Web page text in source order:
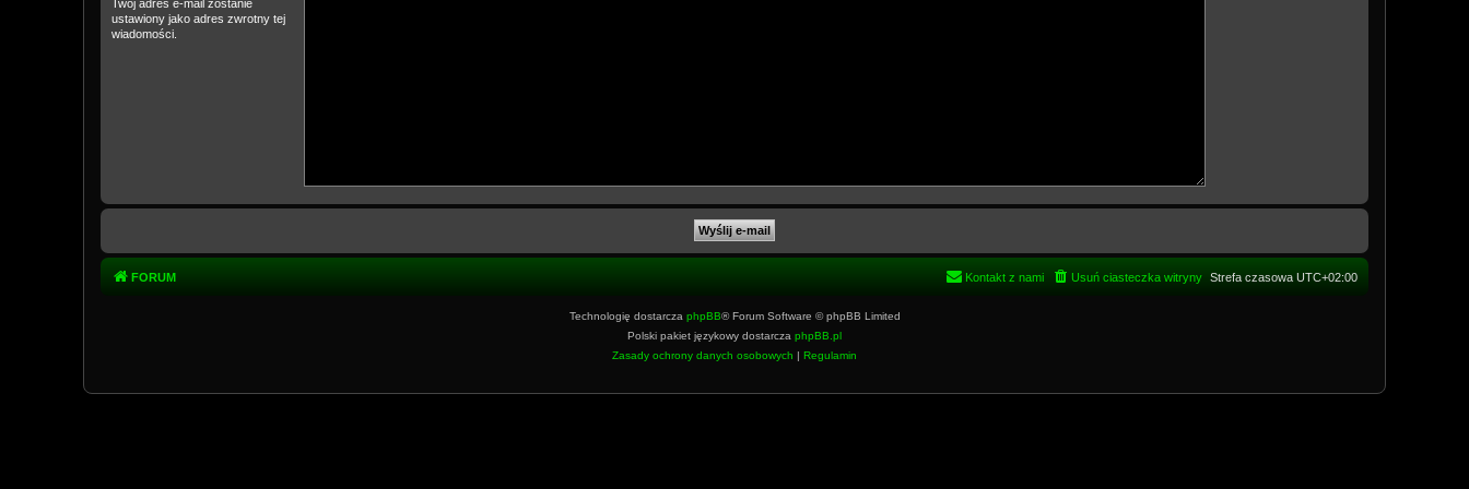
Twój adres e-mail zostanie
ustawiony jako adres zwrotny tej
wiadomości.
FORUM Strefa czasowa UTC+02:00
Usuń ciasteczka witryny
Kontakt z nami
Technologię dostarcza phpBB® Forum Software © phpBB Limited
Polski pakiet językowy dostarcza phpBB.pl
Zasady ochrony danych osobowych | Regulamin